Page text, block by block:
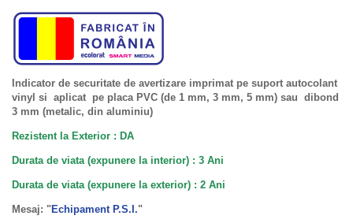
Indicator de securitate de avertizare imprimat pe suport autocolant
vinyl si aplicat pe placa PVC (de 1 mm, 3 mm, 5 mm) sau dibond
3 mm (metalic, din aluminiu)
Rezistent la Exterior : DA
Durata de viata (expunere la interior) : 3 Ani
Durata de viata (expunere la exterior) : 2 Ani
Mesaj: "Echipament P.S.I."